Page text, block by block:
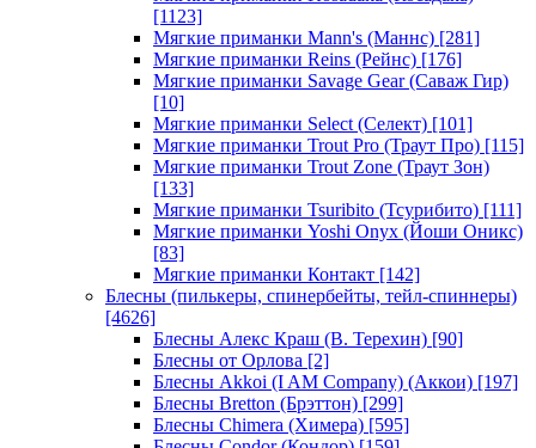
[1123]
Мягкие приманки Mann's (Маннс) [281]
Мягкие приманки Reins (Рейнс) [176]
Мягкие приманки Savage Gear (Саваж Гир)
[10]
Мягкие приманки Select (Селект) [101]
Мягкие приманки Trout Pro (Траут Про) [115]
Мягкие приманки Trout Zone (Траут Зон)
[133]
Мягкие приманки Tsuribito (Тсурибито) [111]
Мягкие приманки Yoshi Onyx (Йоши Оникс)
[83]
Мягкие приманки Контакт [142]
Блесны (пилькеры, спинербейты, тейл-спиннеры)
[4626]
Блесны Алекс Краш (В. Терехин) [90]
Блесны от Орлова [2]
Блесны Akkoi (I AM Company) (Аккои) [197]
Блесны Bretton (Брэттон) [299]
Блесны Chimera (Химера) [595]